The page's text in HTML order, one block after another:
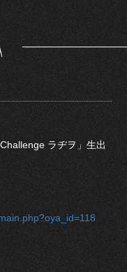
ラヂヲ」生出